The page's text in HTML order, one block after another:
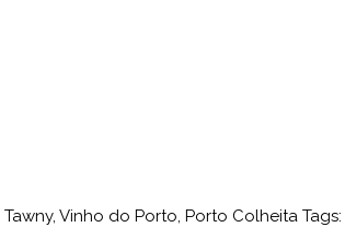
Tawny, Vinho do Porto, Porto Colheita Tags: